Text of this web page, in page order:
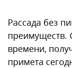
Рассада без
преимуществ.
времени,
примета